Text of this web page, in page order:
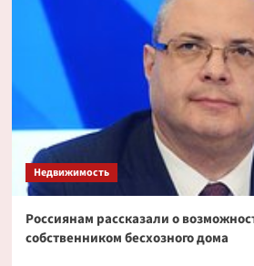
Недвижимость
Россиянам рассказали о
собственником бесхозного дома